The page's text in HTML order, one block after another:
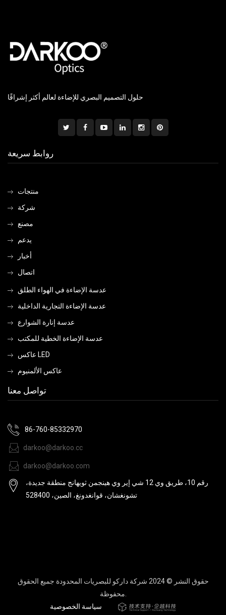
حلول التصميم البصري للإضاءة لعالم أكثر إشراقًا
روابط سريعة
منتجات
شركة
مصنع
يدعم
أخبار
اتصال
عدسة الإضاءة في الهواء الطلق
عدسة الإضاءة التجارية الداخلية
عدسة إنارة الشوارع
عدسة الإضاءة الخطية للمكتب
عاكس LED
عاكس الألمنيوم
تواصل معنا
86-760-85332970
darkoo@darkoo.cc
darkoo@darkoo.com
رقم 10، طريق وي 12 شي إير وي هينجمن ثويهانج منطقة جديدة،
تشونغشان، قوانغدونغ، الصين، 528400
حقوق النشر © 2024 شركة داركو للبصريات المحدودة جميع الحقوق
سياسة الخصوصية